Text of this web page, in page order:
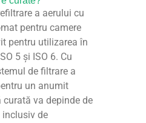
a aerului cu
pentru camere
pentru utilizarea în
5 și ISO 6. Cu
de filtrare a
un anumit
curată va depinde de
de